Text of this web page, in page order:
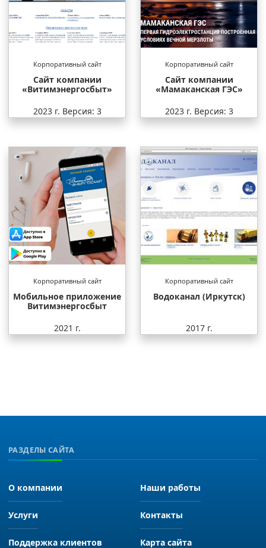
Корпоративный сайт
Сайт компании
«Витимэнергосбыт»
2023 г. Версия: 3
Корпоративный сайт
Сайт компании
«Мамаканская ГЭС»
2023 г. Версия: 3
Корпоративный сайт
Мобильное приложение
Витимэнергосбыт
2021 г.
Корпоративный сайт
Водоканал (Иркутск)
2017 г.
РАЗДЕЛЫ САЙТА
О компании Наши работы
Услуги Контакты
Поддержка клиентов Карта сайта